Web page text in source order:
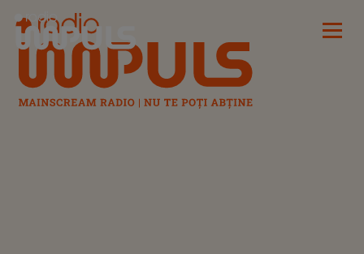
Radio Impuls